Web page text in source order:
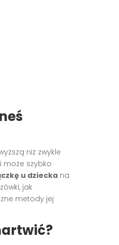
niż zwykle
może szybko
u dziecka na
jak
metody jej